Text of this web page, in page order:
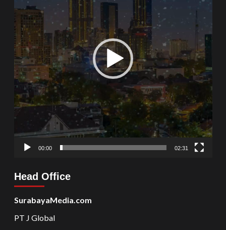
00:00 02:31
Head Office
SurabayaMedia.com
PT J Global